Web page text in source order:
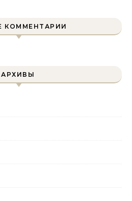
КОММЕНТАРИИ
АРХИВЫ